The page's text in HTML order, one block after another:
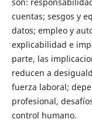
son:
cuentas; sesgos y
datos; empleo y
explicabilidad e
parte, las
reducen a
fuerza laboral;
profesional,
control humano.